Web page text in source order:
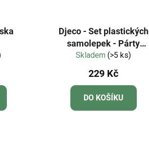
Djeco - Set plastických
samolepek - Párty
zvířátek
Skladem(>5 ks)
229 Kč
DO KOŠÍKU